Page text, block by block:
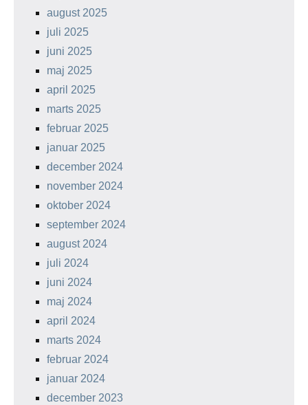
august 2025
juli 2025
juni 2025
maj 2025
april 2025
marts 2025
februar 2025
januar 2025
december 2024
november 2024
oktober 2024
september 2024
august 2024
juli 2024
juni 2024
maj 2024
april 2024
marts 2024
februar 2024
januar 2024
december 2023